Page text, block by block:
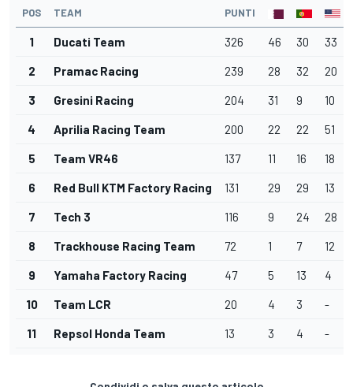
POS TEAM PUNTI
1 Ducati Team 326 46 30 33
2 Pramac Racing 239 28 32 20
3 Gresini Racing 204 31 9 10
4 Aprilia Racing Team 200 22 22 51
5 Team VR46 137 11 16 18
6 Red Bull KTM Factory Racing 131 29 29 13
7 Tech 3 116 9 24 28
8 Trackhouse Racing Team 72 1 7 12
9 Yamaha Factory Racing 47 5 13 4
10 Team LCR 20 4 3 -
11 Repsol Honda Team 13 3 4 -